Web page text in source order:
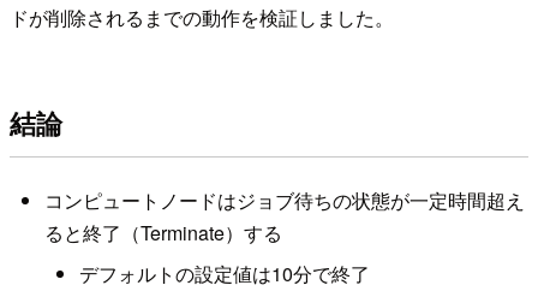
ドが削除されるまでの動作を検証しました。
結論
コンピュートノードはジョブ待ちの状態が一定時間超え
ると終了（Terminate）する
デフォルトの設定値は10分で終了